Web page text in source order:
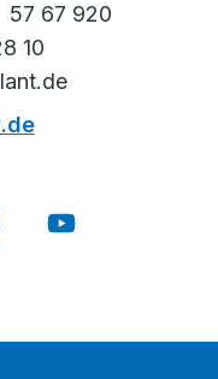
57 67 920
10